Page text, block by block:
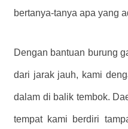
bertanya-tanya apa yang
Dengan bantuan burung
dari jarak jauh, kami
dalam di balik tembok.
tempat kami berdiri